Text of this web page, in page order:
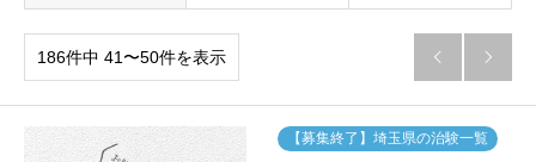
186件中 41〜50件を表示  
【募集終了】埼玉県の治験一覧